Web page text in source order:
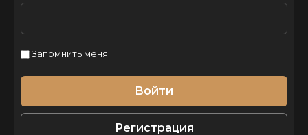
Запомнить меня
Войти
Регистрация